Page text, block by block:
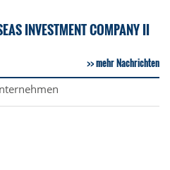
INVESTMENT COMPANY II
mehr Nachrichten